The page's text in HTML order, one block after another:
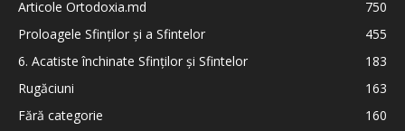
Articole Ortodoxia.md
750
Proloagele Sfinților și a Sfintelor
455
6. Acatiste închinate Sfinților și Sfintelor
183
Rugăciuni
163
Fără categorie
160